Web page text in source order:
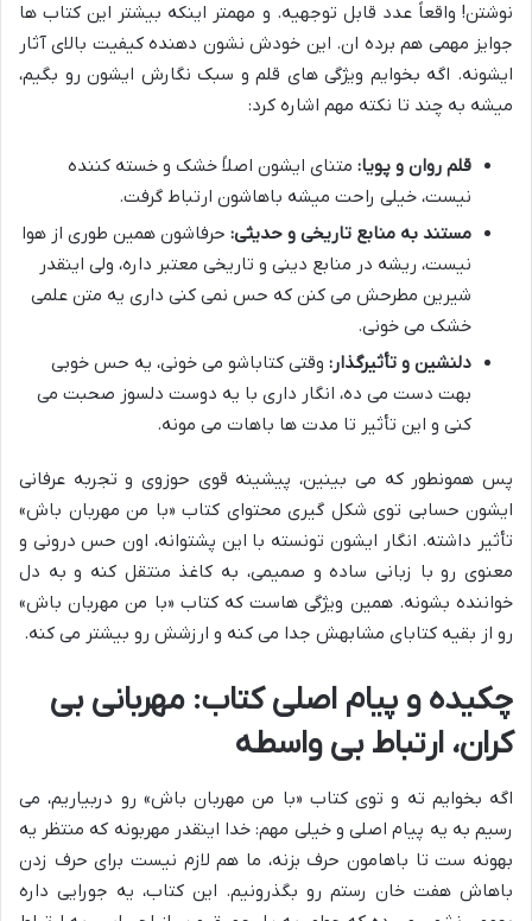
نوشتن! واقعاً عدد قابل توجهیه. و مهمتر اینکه بیشتر این کتاب ها
جوایز مهمی هم برده ان. این خودش نشون دهنده کیفیت بالای آثار
ایشونه. اگه بخوایم ویژگی های قلم و سبک نگارش ایشون رو بگیم،
میشه به چند تا نکته مهم اشاره کرد:
قلم روان و پویا: متنای ایشون اصلاً خشک و خسته کننده
نیست، خیلی راحت میشه باهاشون ارتباط گرفت.
مستند به منابع تاریخی و حدیثی: حرفاشون همین طوری از هوا
نیست، ریشه در منابع دینی و تاریخی معتبر داره، ولی اینقدر
شیرین مطرحش می کنن که حس نمی کنی داری یه متن علمی
خشک می خونی.
دلنشین و تأثیرگذار: وقتی کتاباشو می خونی، یه حس خوبی
بهت دست می ده، انگار داری با یه دوست دلسوز صحبت می
کنی و این تأثیر تا مدت ها باهات می مونه.
پس همونطور که می بینین، پیشینه قوی حوزوی و تجربه عرفانی
ایشون حسابی توی شکل گیری محتوای کتاب «با من مهربان باش»
تأثیر داشته. انگار ایشون تونسته با این پشتوانه، اون حس درونی و
معنوی رو با زبانی ساده و صمیمی، به کاغذ منتقل کنه و به دل
خواننده بشونه. همین ویژگی هاست که کتاب «با من مهربان باش»
رو از بقیه کتابای مشابهش جدا می کنه و ارزشش رو بیشتر می کنه.
چکیده و پیام اصلی کتاب: مهربانی بی
کران، ارتباط بی واسطه
اگه بخوایم ته و توی کتاب «با من مهربان باش» رو دربیاریم، می
رسیم به یه پیام اصلی و خیلی مهم: خدا اینقدر مهربونه که منتظر یه
بهونه ست تا باهامون حرف بزنه، ما هم لازم نیست برای حرف زدن
باهاش هفت خان رستم رو بگذرونیم. این کتاب، یه جورایی داره